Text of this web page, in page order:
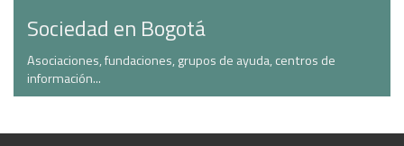
Sociedad en Bogotá
Asociaciones, fundaciones, grupos de ayuda, centros de
información...